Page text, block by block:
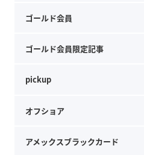
ゴールド会員
ゴールド会員限定記事
pickup
オフショア
アメックスブラックカード